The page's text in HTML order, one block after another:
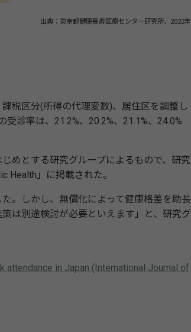
出典：東京都健康長寿医療センター研究所、2022年
税区分(所得の代理変数)、居住区を調整し
診率は、21.2%、20.2%、21.1%、24.0%
めとする研究グループによるもので、研究
Health」に掲載された。
。しかし、無償化によって健康格差を助長
は別途検討が必要といえます」と、研究グ
in Japan (International Journal of